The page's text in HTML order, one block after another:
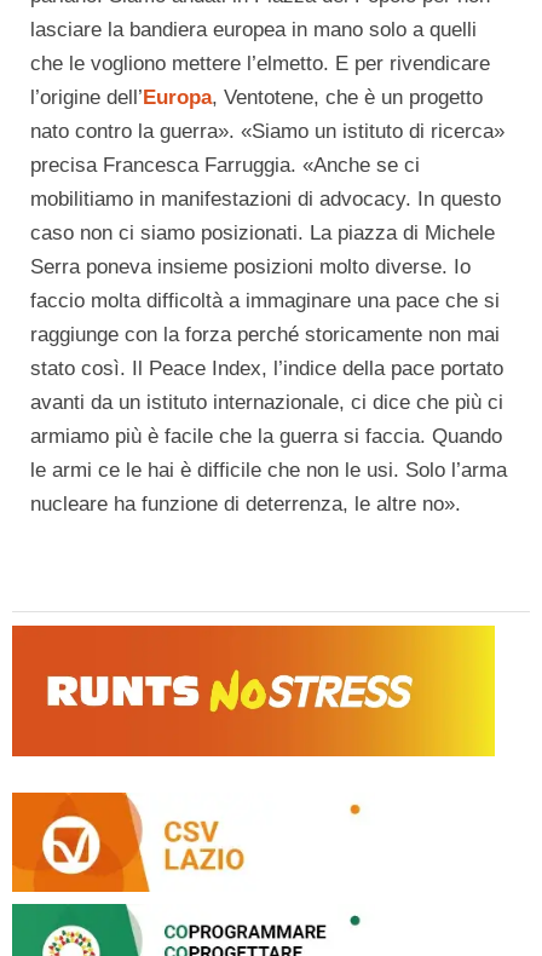
lasciare la bandiera europea in mano solo a quelli
che le vogliono mettere l’elmetto. E per rivendicare
l’origine dell’Europa, Ventotene, che è un progetto
nato contro la guerra». «Siamo un istituto di ricerca»
precisa Francesca Farruggia. «Anche se ci
mobilitiamo in manifestazioni di advocacy. In questo
caso non ci siamo posizionati. La piazza di Michele
Serra poneva insieme posizioni molto diverse. Io
faccio molta difficoltà a immaginare una pace che si
raggiunge con la forza perché storicamente non mai
stato così. Il Peace Index, l’indice della pace portato
avanti da un istituto internazionale, ci dice che più ci
armiamo più è facile che la guerra si faccia. Quando
le armi ce le hai è difficile che non le usi. Solo l’arma
nucleare ha funzione di deterrenza, le altre no».